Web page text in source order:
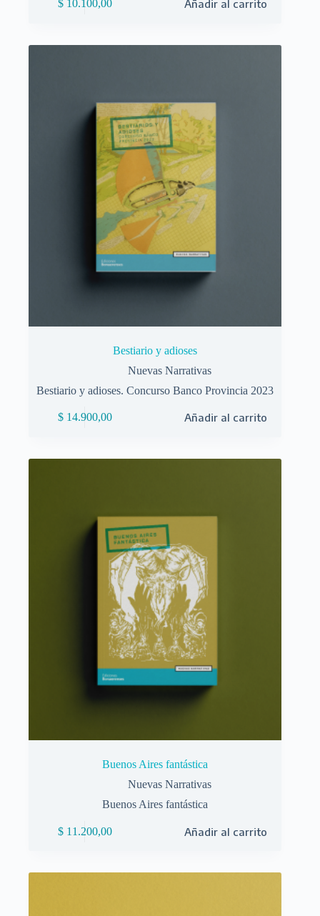
$10.100,00 Añadir al carrito
Bestiario y adioses
Nuevas Narrativas
Bestiario y adioses. Concurso Banco Provincia 2023
$14.900,00 Añadir al carrito
Buenos Aires fantástica
Nuevas Narrativas
Buenos Aires fantástica
$11.200,00 Añadir al carrito